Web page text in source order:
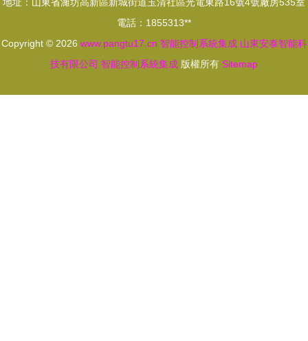
電話：1855313**
Copyright © 2026 www.pangtu17.cn 智能控制系統集成 山東安泰智能科
技有限公司 智能控制系統集成 版權所有 Sitemap